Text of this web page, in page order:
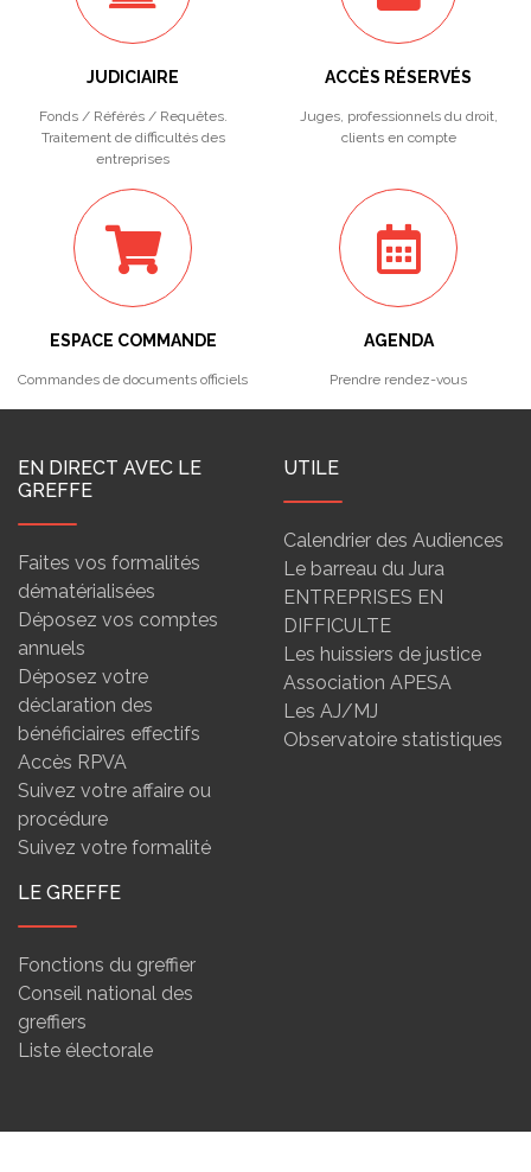
JUDICIAIRE
Fonds / Référés / Requêtes.
Traitement de difficultés des
entreprises
ACCÈS RÉSERVÉS
Juges, professionnels du droit,
clients en compte
ESPACE COMMANDE
Commandes de documents officiels
AGENDA
Prendre rendez-vous
EN DIRECT AVEC LE
GREFFE
Faites vos formalités
dématérialisées
Déposez vos comptes
annuels
Déposez votre
déclaration des
bénéficiaires effectifs
Accès RPVA
Suivez votre affaire ou
procédure
Suivez votre formalité
UTILE
Calendrier des Audiences
Le barreau du Jura
ENTREPRISES EN
DIFFICULTE
Les huissiers de justice
Association APESA
Les AJ/MJ
Observatoire statistiques
LE GREFFE
Fonctions du greffier
Conseil national des
greffiers
Liste électorale